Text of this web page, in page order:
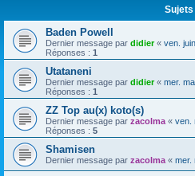
Sujets
Baden Powell
Dernier message par didier« ven.
Réponses : 1
Utataneni
Dernier message par didier« mer.
Réponses : 1
ZZ Top au(x) koto(s)
Dernier message par zacolma « ven.
Réponses : 5
Shamisen
Dernier message par zacolma « mer.